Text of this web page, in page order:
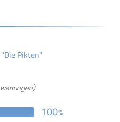
Pikten"
100%